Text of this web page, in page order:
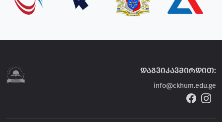
დაგვიკავშირდით:
info@ckhum.edu.ge